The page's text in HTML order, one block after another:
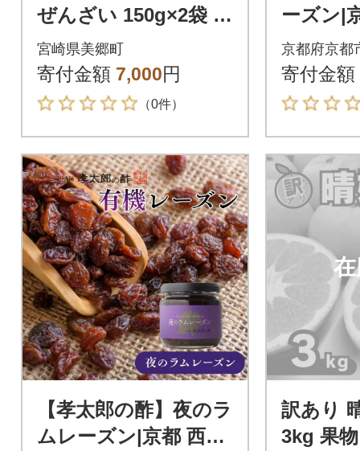
ぜんざい 150g×2袋 春
夏秋冬いっつもや [31
ab0097]
宮崎県美郷町
寄付金額 7,000円
（0件）
ーズン|
お酢 レ
ット
京都府京都
寄付金額
【孝太郎の酢】夜のラ
ムレーズン|京都 西陣
訳あり
3kg 果